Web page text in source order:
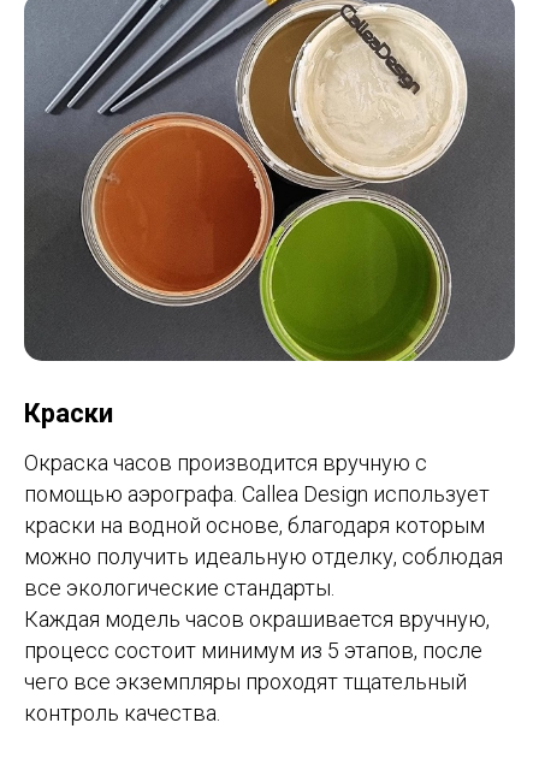
Краски
Окраска часов производится вручную с
помощью аэрографа. Callea Design использует
краски на водной основе, благодаря которым
можно получить идеальную отделку, соблюдая
все экологические стандарты.
Каждая модель часов окрашивается вручную,
процесс состоит минимум из 5 этапов, после
чего все экземпляры проходят тщательный
контроль качества.